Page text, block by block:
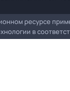
ресурсе
в